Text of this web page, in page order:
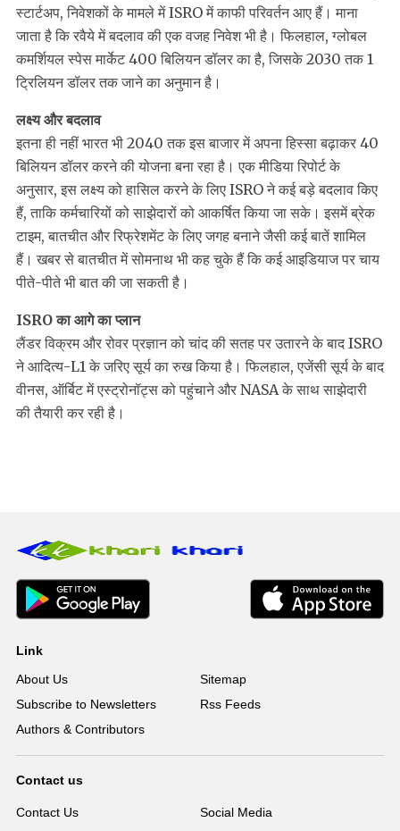
स्टार्टअप, निवेशकों के मामले में ISRO में काफी परिवर्तन आए हैं। माना
जाता है कि रवैये में बदलाव की एक वजह निवेश भी है। फिलहाल, ग्लोबल
कमर्शियल स्पेस मार्केट 400 बिलियन डॉलर का है, जिसके 2030 तक 1
ट्रिलियन डॉलर तक जाने का अनुमान है।
लक्ष्य और बदलाव
इतना ही नहीं भारत भी 2040 तक इस बाजार में अपना हिस्सा बढ़ाकर 40
बिलियन डॉलर करने की योजना बना रहा है। एक मीडिया रिपोर्ट के
अनुसार, इस लक्ष्य को हासिल करने के लिए ISRO ने कई बड़े बदलाव किए
हैं, ताकि कर्मचारियों को साझेदारों को आकर्षित किया जा सके। इसमें ब्रेक
टाइम, बातचीत और रिफ्रेशमेंट के लिए जगह बनाने जैसी कई बातें शामिल
हैं। खबर से बातचीत में सोमनाथ भी कह चुके हैं कि कई आइडियाज पर चाय
पीते-पीते भी बात की जा सकती है।
ISRO का आगे का प्लान
लैंडर विक्रम और रोवर प्रज्ञान को चांद की सतह पर उतारने के बाद ISRO
ने आदित्य-L1 के जरिए सूर्य का रुख किया है। फिलहाल, एजेंसी सूर्य के बाद
वीनस, ऑर्बिट में एस्ट्रोनॉट्स को पहुंचाने और NASA के साथ साझेदारी
की तैयारी कर रही है।
Link
About Us
Sitemap
Subscribe to Newsletters
Rss Feeds
Authors & Contributors
Contact us
Contact Us
Social Media